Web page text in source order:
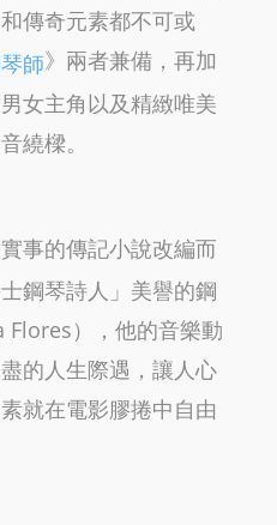
傳奇元素都不可或
師》兩者兼備，再加
女主角以及精緻唯美
繞樑。
事的傳記小說改編而
鋼琴詩人」美譽的鋼
Flores），他的音樂動
的人生際遇，讓人心
就在電影膠捲中自由